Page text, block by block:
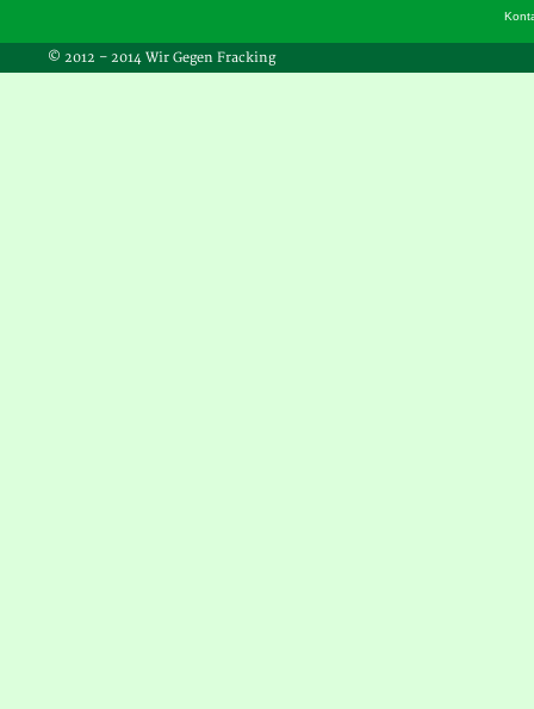
© 2012 – 2014 Wir Gegen Fracking